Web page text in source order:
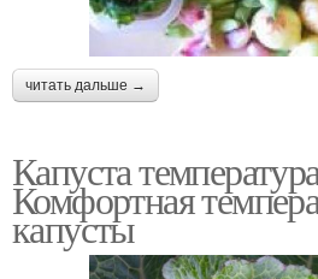
читать дальше →
Капуста
Комфортная
капусты